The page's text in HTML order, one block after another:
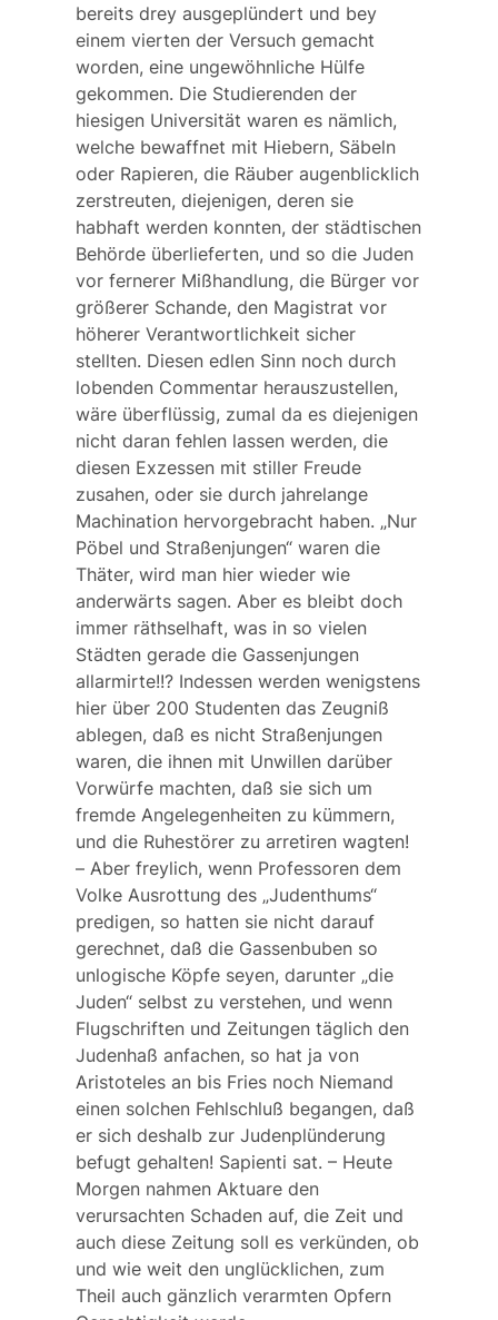
bereits drey ausgeplündert und bey
einem vierten der Versuch gemacht
worden, eine ungewöhnliche Hülfe
gekommen. Die Studierenden der
hiesigen Universität waren es nämlich,
welche bewaffnet mit Hiebern, Säbeln
oder Rapieren, die Räuber augenblicklich
zerstreuten, diejenigen, deren sie
habhaft werden konnten, der städtischen
Behörde überlieferten, und so die Juden
vor fernerer Mißhandlung, die Bürger vor
größerer Schande, den Magistrat vor
höherer Verantwortlichkeit sicher
stellten. Diesen edlen Sinn noch durch
lobenden Commentar herauszustellen,
wäre überflüssig, zumal da es diejenigen
nicht daran fehlen lassen werden, die
diesen Exzessen mit stiller Freude
zusahen, oder sie durch jahrelange
Machination hervorgebracht haben. „Nur
Pöbel und Straßenjungen“ waren die
Thäter, wird man hier wieder wie
anderwärts sagen. Aber es bleibt doch
immer räthselhaft, was in so vielen
Städten gerade die Gassenjungen
allarmirte!!? Indessen werden wenigstens
hier über 200 Studenten das Zeugniß
ablegen, daß es nicht Straßenjungen
waren, die ihnen mit Unwillen darüber
Vorwürfe machten, daß sie sich um
fremde Angelegenheiten zu kümmern,
und die Ruhestörer zu arretiren wagten!
– Aber freylich, wenn Professoren dem
Volke Ausrottung des „Judenthums“
predigen, so hatten sie nicht darauf
gerechnet, daß die Gassenbuben so
unlogische Köpfe seyen, darunter „die
Juden“ selbst zu verstehen, und wenn
Flugschriften und Zeitungen täglich den
Judenhaß anfachen, so hat ja von
Aristoteles an bis Fries noch Niemand
einen solchen Fehlschluß begangen, daß
er sich deshalb zur Judenplünderung
befugt gehalten! Sapienti sat. – Heute
Morgen nahmen Aktuare den
verursachten Schaden auf, die Zeit und
auch diese Zeitung soll es verkünden, ob
und wie weit den unglücklichen, zum
Theil auch gänzlich verarmten Opfern